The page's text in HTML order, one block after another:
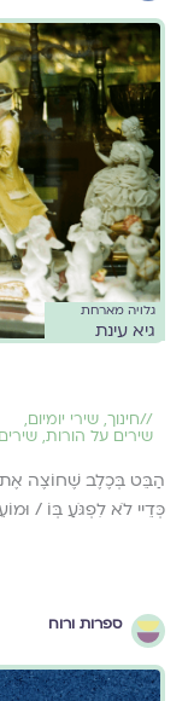
גלויה מארחת
גיא עינת
//חינוך, שירי יומיום,
שירים על הורות,
הַבֵּט בְּכֶלֶב שֶׁחוֹצֶה אֶת
כְּדֵיי לֹא לִפְגֹּעַ בְּוֹ /
ספרות ורוח